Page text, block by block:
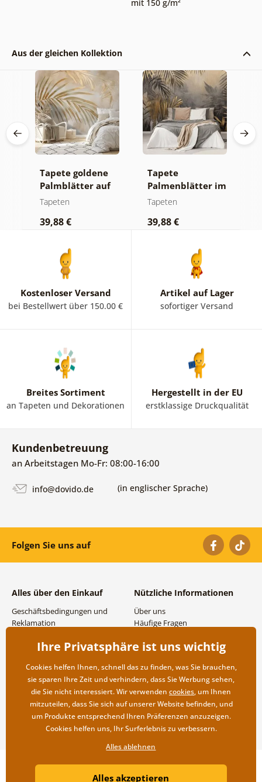
mit 150 g/m²
Aus der gleichen Kollektion
Tapete goldene
Palmblätter auf
beigem
Tapeten
39,88 €
Tapete
Palmenblätter im
Dschungel
Tapeten
39,88 €
Kostenloser Versand
bei Bestellwert über 150.00 €
Artikel auf Lager
sofortiger Versand
Breites Sortiment
an Tapeten und Dekorationen
Hergestellt in der EU
erstklassige Druckqualität
Kundenbetreuung
an Arbeitstagen Mo-Fr: 08:00-16:00
info@dovido.de (in englischer Sprache)
Folgen Sie uns auf
Alles über den Einkauf
Geschäftsbedingungen und
Reklamation
Versand- und
Rücksendung der Ware
Nützliche Informationen
Über uns
Häufige Fragen
Großhandel und
Copyright ©2019 © Dovido.de.
Litvanyi.sk| Online-Shop erstellt von
Ihre Privatsphäre ist uns wichtig
Cookies helfen Ihnen, schnell das zu finden, was Sie brauchen,
sie sparen Ihre Zeit und verhindern, dass Sie Werbung sehen,
die Sie nicht interessiert. Wir verwenden cookies, um Ihnen
mitzuteilen, dass Sie sich auf unserer Website befinden, und
um Produkte entsprechend Ihren Präferenzen anzuzeigen.
Cookies helfen uns, Ihr Surferlebnis zu verbessern.
Alles ablehnen
Alles akzeptieren